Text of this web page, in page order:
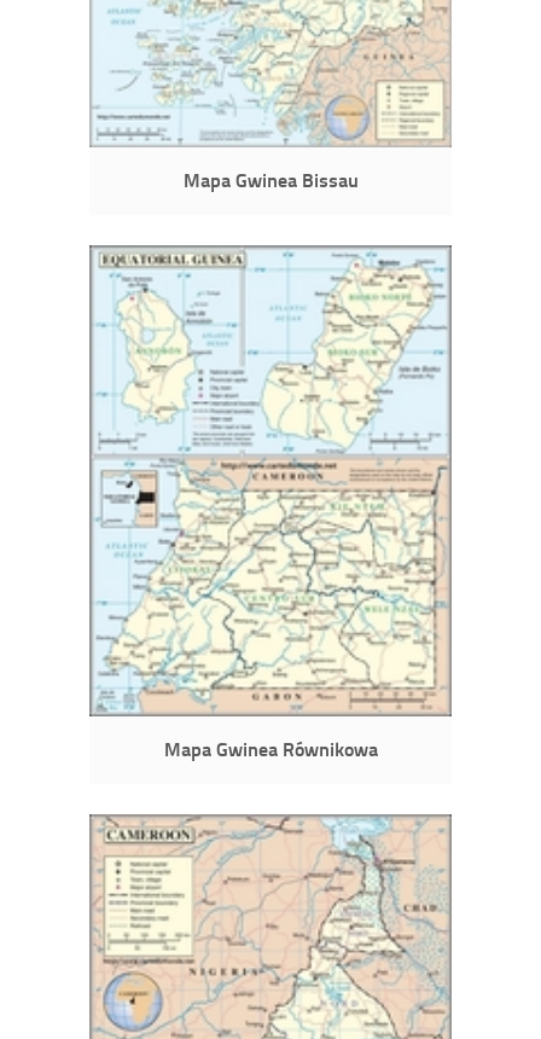
Mapa Gwinea Bissau
Mapa Gwinea Równikowa